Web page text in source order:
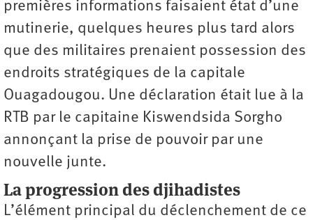
premières informations faisaient état d’une
mutinerie, quelques heures plus tard alors
que des militaires prenaient possession des
endroits stratégiques de la capitale
Ouagadougou. Une déclaration était lue à la
RTB par le capitaine Kiswendsida Sorgho
annonçant la prise de pouvoir par une
nouvelle junte.
La progression des djihadistes
L’élément principal du déclenchement de ce